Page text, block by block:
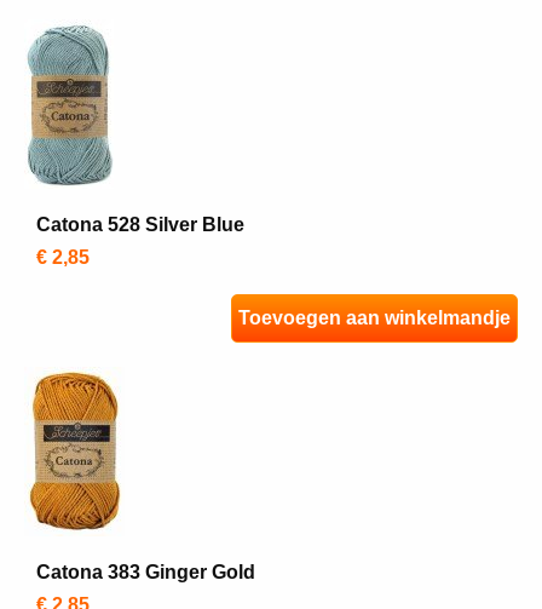
Catona 528 Silver Blue
€ 2,85
Toevoegen aan winkelmandje
Catona 383 Ginger Gold
€ 2,85